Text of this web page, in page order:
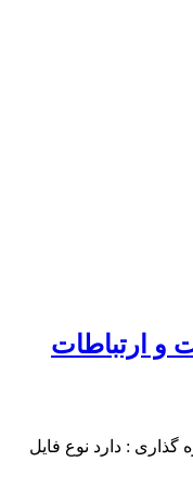
و ارتباطات
نمره گذاری : دارد نوع فایل